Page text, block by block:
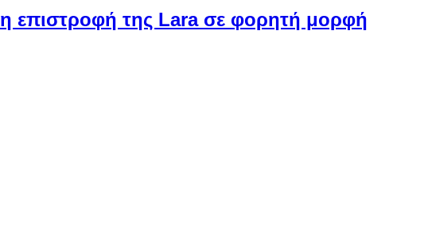
επιστροφή της Lara σε φορητή μορφή